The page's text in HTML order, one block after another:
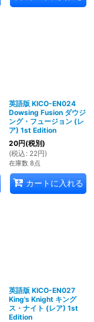
英語版 KICO-EN024
Dowsing Fusion ダウジ
ング・フュージョン (レ
ア) 1st Edition
20円(税別)
(税込 : 22円)
在庫数 8点
カートに入れる
英語版 KICO-EN027
King's Knight キング
ス・ナイト (レア) 1st
Edition